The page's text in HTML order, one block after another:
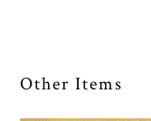
Other Items